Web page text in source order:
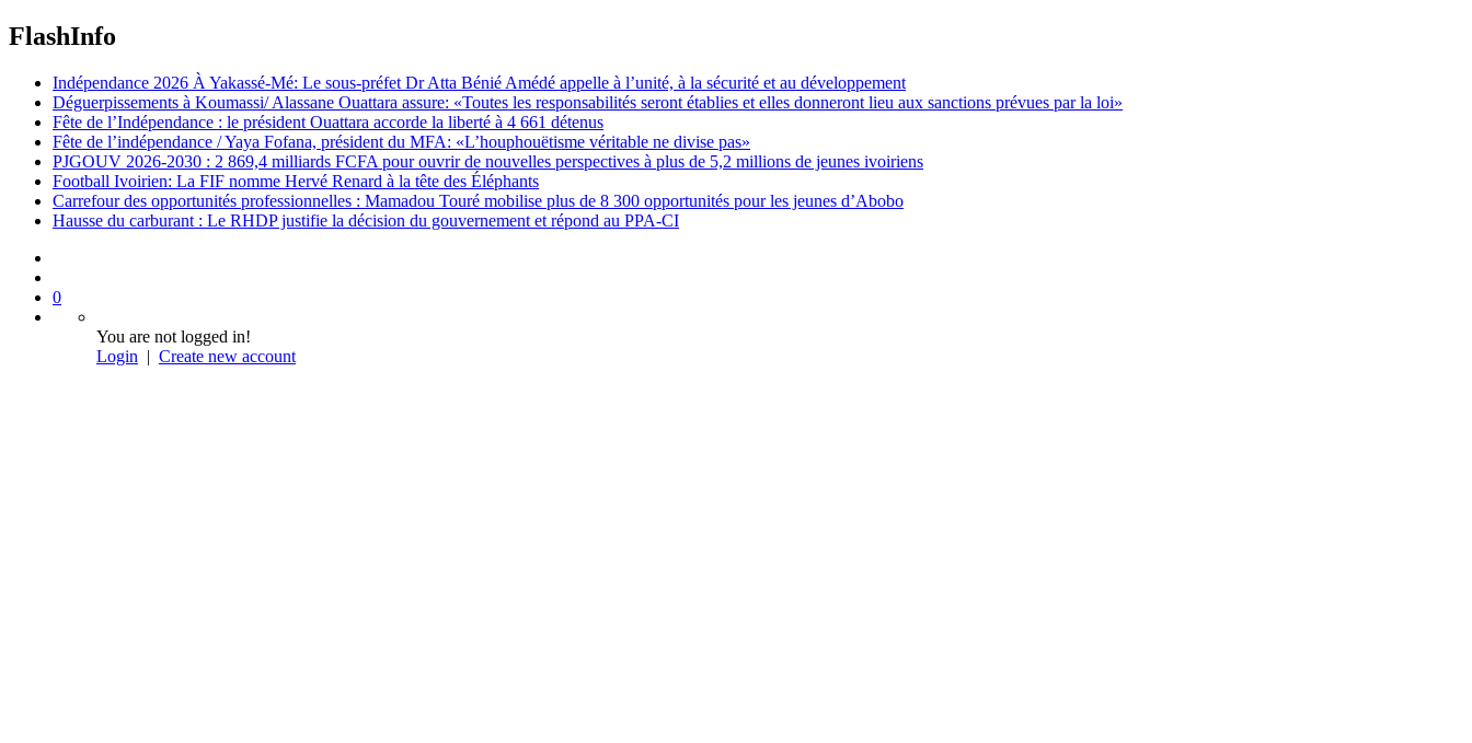
FlashInfo
Indépendance 2026 À Yakassé-Mé: Le sous-préfet Dr Atta Bénié Amédé appelle à l’unité, à la sécurité et au développement
Déguerpissements à Koumassi/ Alassane Ouattara assure: «Toutes les responsabilités seront établies et elles donneront lieu aux sanctions prévues par la loi»
Fête de l’Indépendance : le président Ouattara accorde la liberté à 4 661 détenus
Fête de l’indépendance / Yaya Fofana, président du MFA: «L’houphouëtisme véritable ne divise pas»
PJGOUV 2026-2030 : 2 869,4 milliards FCFA pour ouvrir de nouvelles perspectives à plus de 5,2 millions de jeunes ivoiriens
Football Ivoirien: La FIF nomme Hervé Renard à la tête des Éléphants
Carrefour des opportunités professionnelles : Mamadou Touré mobilise plus de 8 300 opportunités pour les jeunes d’Abobo
Hausse du carburant : Le RHDP justifie la décision du gouvernement et répond au PPA-CI
0
You are not logged in!
Login | Create new account